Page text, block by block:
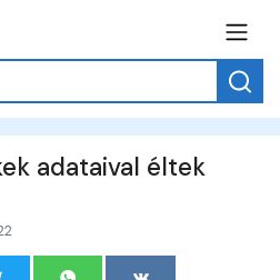
adataival éltek